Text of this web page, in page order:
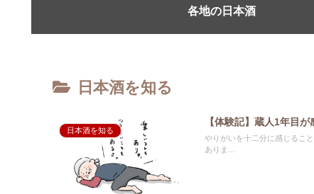
各地の日本酒
日本酒を知る
日本酒を知る
【体験記】蔵人1年目
やりがいを十二分に感じることができる酒造り。 しかし、どの職業でも
ありま...